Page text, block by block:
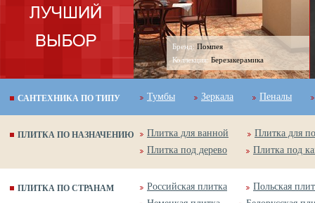
Бренд:Помпея
САНТЕХНИКА ПО ТИПУ Тумбы Зеркала Пеналы
ПЛИТКА ПО НАЗНАЧЕНИЮ Плитка для ванной
Плитка для
Плитка под дерево
Плитка под
ПЛИТКА ПО СТРАНАМ Российская плитка
Польская